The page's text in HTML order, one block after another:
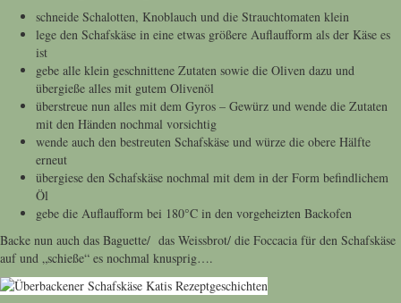
schneide Schalotten, Knoblauch und die Strauchtomaten klein
lege den Schafskäse in eine etwas größere Auflaufform als der Käse es
ist
gebe alle klein geschnittene Zutaten sowie die Oliven dazu und
übergieße alles mit gutem Olivenöl
überstreue nun alles mit dem Gyros – Gewürz und wende die Zutaten
mit den Händen nochmal vorsichtig
wende auch den bestreuten Schafskäse und würze die obere Hälfte
erneut
übergiese den Schafskäse nochmal mit dem in der Form befindlichem
Öl
gebe die Auflaufform bei 180°C in den vorgeheizten Backofen
Backe nun auch das Baguette/ das Weissbrot/ die Foccacia für den Schafskäse
auf und „schieße“ es nochmal knusprig….